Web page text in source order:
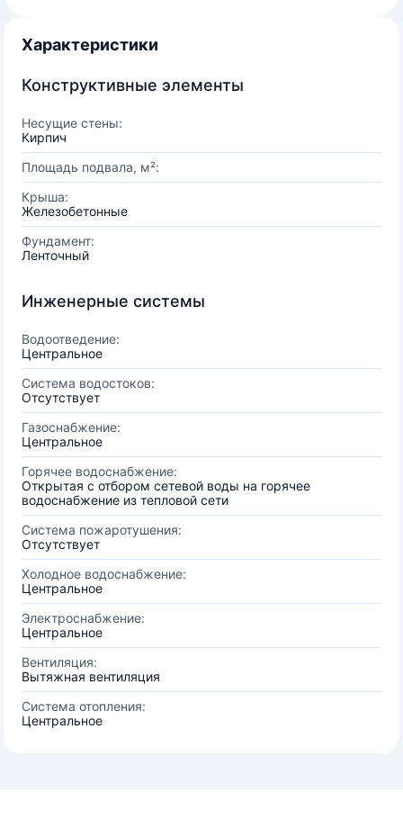
Характеристики
Конструктивные элементы
Несущие стены:
Кирпич
Площадь подвала, м²:
Крыша:
Железобетонные
Фундамент:
Ленточный
Инженерные системы
Водоотведение:
Центральное
Система водостоков:
Отсутствует
Газоснабжение:
Центральное
Горячее водоснабжение:
Открытая с отбором сетевой воды на горячее
водоснабжение из тепловой сети
Система пожаротушения:
Отсутствует
Холодное водоснабжение:
Центральное
Электроснабжение:
Центральное
Вентиляция:
Вытяжная вентиляция
Система отопления:
Центральное